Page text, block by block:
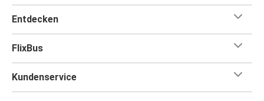
Entdecken
FlixBus
Kundenservice